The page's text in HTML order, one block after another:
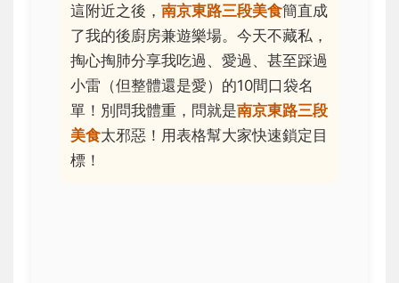
這附近之後， 南京東路三段美食簡直成
了我的後廚房兼遊樂場。今天不藏私，
掏心掏肺分享我吃過、愛過、甚至踩過
小雷（但整體還是愛）的10間口袋名
單！別問我體重，問就是南京東路三段
美食太邪惡！用表格幫大家快速鎖定目
標！